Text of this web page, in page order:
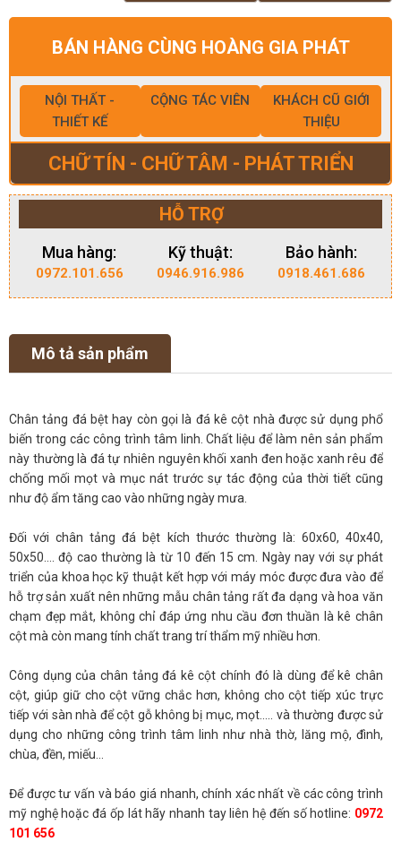
BÁN HÀNG CÙNG HOÀNG GIA PHÁT
NỘI THẤT -
THIẾT KẾ
CỘNG TÁC VIÊN
KHÁCH CŨ GIỚI
THIỆU
CHỮ TÍN - CHỮ TÂM - PHÁT TRIỂN
HỖ TRỢ
Mua hàng:
0972.101.656
Kỹ thuật:
0946.916.986
Bảo hành:
0918.461.686
Mô tả sản phẩm
Chân tảng đá bệt hay còn gọi là đá kê cột nhà được sử dụng phổ
biến trong các công trình tâm linh. Chất liệu để làm nên sản phẩm
này thường là đá tự nhiên nguyên khối xanh đen hoặc xanh rêu để
chống mối mọt và mục nát trước sự tác động của thời tiết cũng
như độ ẩm tăng cao vào những ngày mưa.
Đối với chân tảng đá bệt kích thước thường là: 60x60, 40x40,
50x50.... độ cao thường là từ 10 đến 15 cm. Ngày nay với sự phát
triển của khoa học kỹ thuật kết hợp với máy móc được đưa vào để
hỗ trợ sản xuất nên những mẫu chân tảng rất đa dạng và hoa văn
chạm đẹp mắt, không chỉ đáp ứng nhu cầu đơn thuần là kê chân
cột mà còn mang tính chất trang trí thẩm mỹ nhiều hơn.
Công dụng của chân tảng đá kê cột chính đó là dùng để kê chân
cột, giúp giữ cho cột vững chắc hơn, không cho cột tiếp xúc trực
tiếp với sàn nhà để cột gỗ không bị mục, mọt..... và thường được sử
dụng cho những công trình tâm linh như nhà thờ, lăng mộ, đình,
chùa, đền, miếu…
Để được tư vấn và báo giá nhanh, chính xác nhất về các công trình
mỹ nghệ hoặc đá ốp lát hãy nhanh tay liên hệ đến số hotline: 0972
101 656